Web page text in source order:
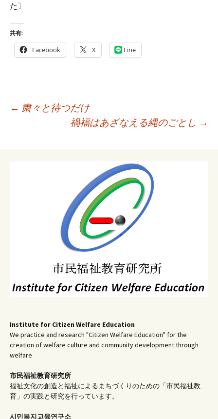
た〕
共有:
Facebook X Line
← 粛々と待つだけ
禍福はあざなえる縄のごとし →
Institute for Citizen Welfare Education
We practice and research "Citizen Welfare Education" for the
creation of welfare culture and community development through
welfare
市民福祉教育研究所
福祉文化の創造と福祉によるまちづくりのための「市民福祉教
育」の実践と研究を行っています。
시민복지교육연구소